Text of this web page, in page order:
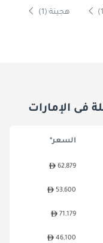
هجينة (1)
فى الإمارات
السعر*
62,879
53,600
71,179
46,100